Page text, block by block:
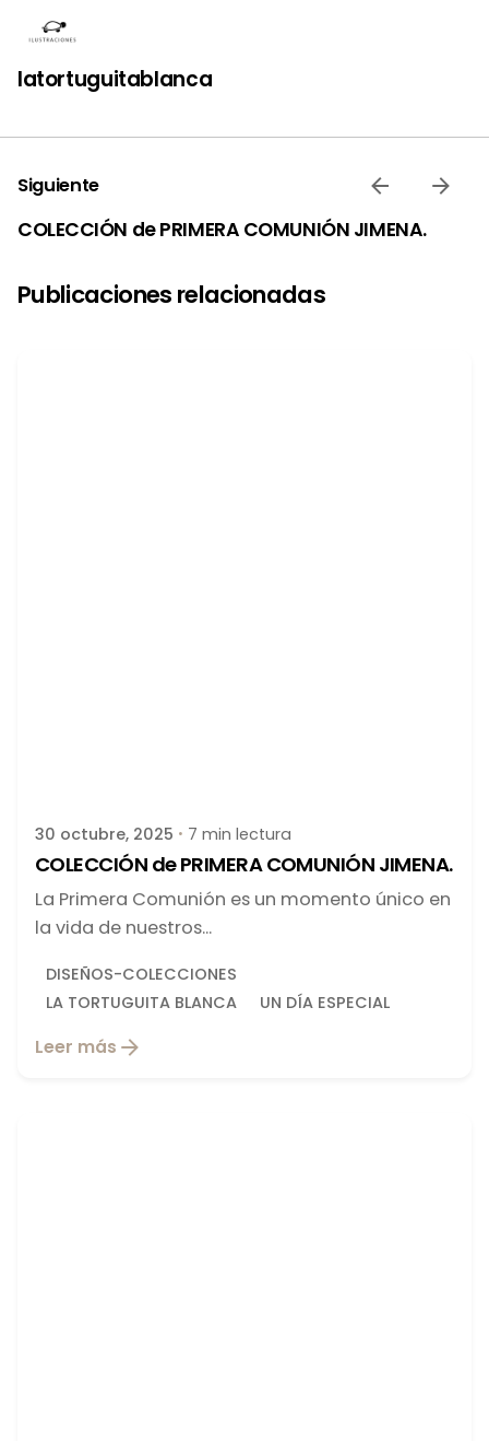
latortuguitablanca
Siguiente
COLECCIÓN de PRIMERA COMUNIÓN JIMENA.
Publicaciones relacionadas
30 octubre, 2025 7 min lectura
COLECCIÓN de PRIMERA COMUNIÓN JIMENA.
La Primera Comunión es un momento único en
la vida de nuestros...
DISEÑOS-COLECCIONES
LA TORTUGUITA BLANCA
UN DÍA ESPECIAL
Leer más